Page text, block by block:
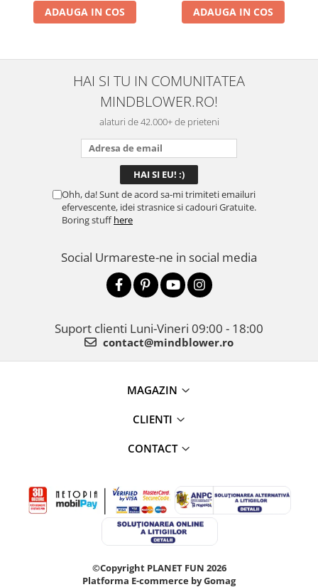
ADAUGA IN COS ADAUGA IN COS
HAI SI TU IN COMUNITATEA
MINDBLOWER.RO!
alaturi de 42.000+ de prieteni
Ohh, da! Sunt de acord sa-mi trimiteti emailuri
efervescente, idei strasnice si cadouri Gratuite.
Boring stuffhere
Social Urmareste-ne in social media
Suport clienti Luni-Vineri 09:00 - 18:00
contact@mindblower.ro
MAGAZIN
CLIENTI
CONTACT
©Copyright PLANET FUN 2026
Platforma E-commerce by Gomag